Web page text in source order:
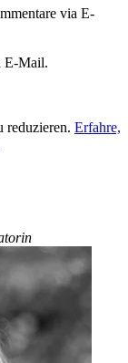
via E-
E-Mail.
reduzieren. Erfahre,